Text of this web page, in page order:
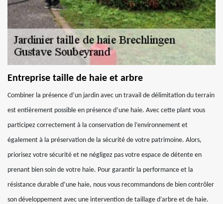
Entreprise taille de haie et arbre
Combiner la présence d’un jardin avec un travail de délimitation du terrain
est entièrement possible en présence d’une haie. Avec cette plant vous
participez correctement à la conservation de l’environnement et
également à la préservation de la sécurité de votre patrimoine. Alors,
priorisez votre sécurité et ne négligez pas votre espace de détente en
prenant bien soin de votre haie. Pour garantir la performance et la
résistance durable d’une haie, nous vous recommandons de bien contrôler
son développement avec une intervention de taillage d’arbre et de haie.